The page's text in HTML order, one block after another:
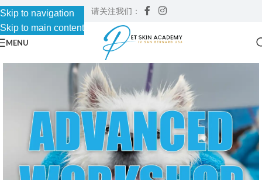
Skip to navigation
Skip to main content
请关注我们：
MENU